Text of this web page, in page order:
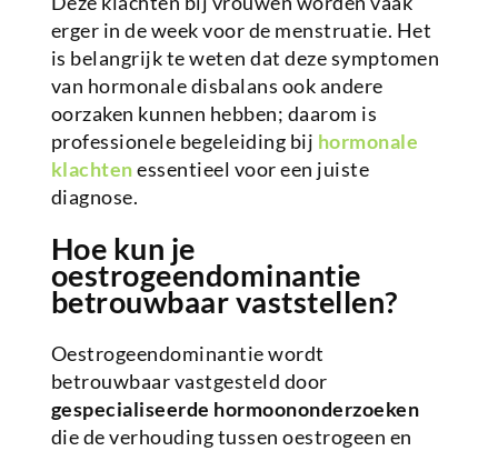
erger in de week voor de menstruatie. Het
is belangrijk te weten dat deze symptomen
van hormonale disbalans ook andere
oorzaken kunnen hebben; daarom is
professionele begeleiding bij hormonale
klachtenessentieel voor een juiste
diagnose.
Hoe kun je
oestrogeendominantie
betrouwbaar vaststellen?
Oestrogeendominantie wordt
betrouwbaar vastgesteld door
gespecialiseerde hormoononderzoeken
die de verhouding tussen oestrogeen en